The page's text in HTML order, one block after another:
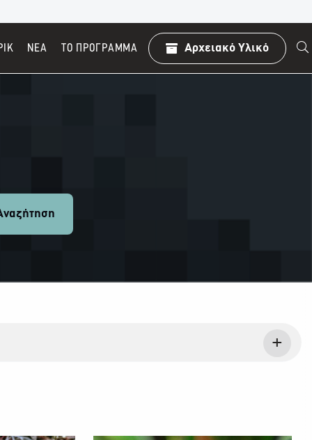
ΝΕΑ TO ΠΡΌΓΡΑΜΜΑ Αρχειακό Υλικό